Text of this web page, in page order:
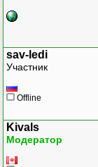
sav-ledi
Участник
Offline
Kivals
Модератор